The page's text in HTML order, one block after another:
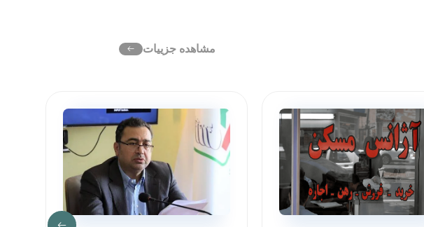
مشاهده جزییات